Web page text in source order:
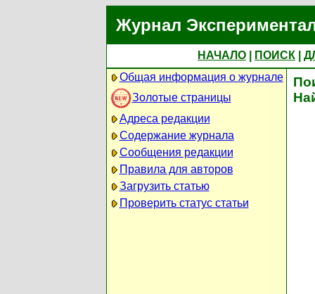
Журнал
НАЧАЛО ПОИСК
Общая информация о журнале
Золотые страницы
Адреса редакции
Содержание журнала
Сообщения редакции
Правила для авторов
Загрузить статью
Проверить статус статьи